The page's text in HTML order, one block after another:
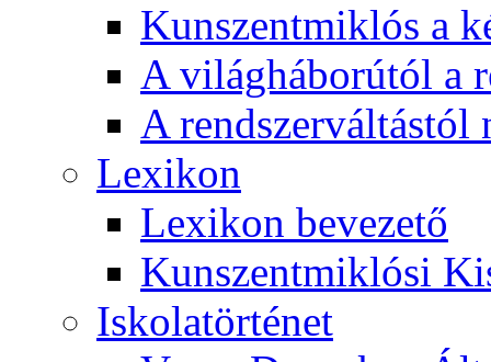
Kunszentmiklós a
A világháborútól a
A rendszerváltástól
Lexikon
Lexikon bevezető
Kunszentmiklósi
Iskolatörténet